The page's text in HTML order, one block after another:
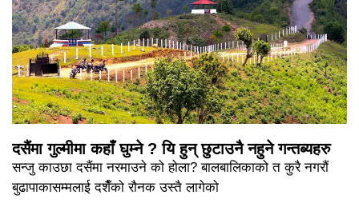
दसैंमा गुल्मीमा कहाँ घुम्ने ? यि हुन् छुटाउनै नहुने गन्तब्यहरु
सन्जु काउछा दसैंमा नरमाउने को होला? बालबालिकाको त कुरै नगरौं
बुढापाकासम्मलाई दशैँको रौनक उस्तै लागेको